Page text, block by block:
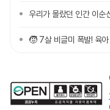
우리가 몰랐던 인간 이순신… 인
🧒 7살 비글미 폭발! 육아 지